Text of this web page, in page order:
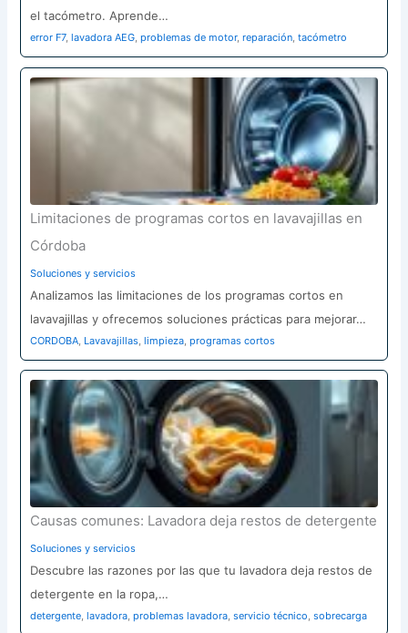
el tacómetro. Aprende…
error F7,lavadora AEG ,problemas de motor,reparación ,tacómetro
Limitaciones de programas cortos en lavavajillas en
Córdoba
Soluciones y servicios
Analizamos las limitaciones de los programas cortos en
lavavajillas y ofrecemos soluciones prácticas para mejorar…
CORDOBA Lavavajillas ,limpieza ,programas cortos
Causas comunes: Lavadora deja restos de detergente
Soluciones y servicios
Descubre las razones por las que tu lavadora deja restos de
detergente en la ropa,…
detergente,lavadora,problemas lavadora,servicio técnico,sobrecarga